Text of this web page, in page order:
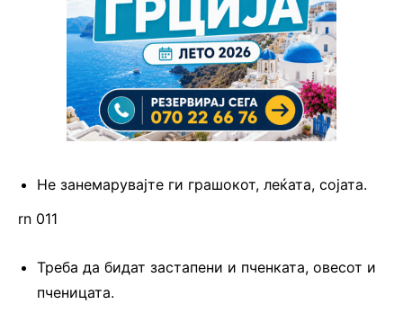
Не занемарувајте ги грашокот, леќата, сојата.
rn 011
Треба да бидат застапени и пченката, овесот и
пченицата.